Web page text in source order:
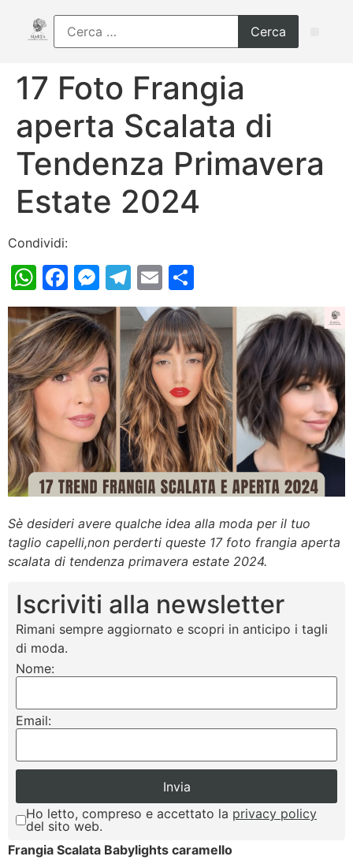
17 Foto Frangia
aperta Scalata di
Tendenza Primavera
Estate 2024
Condividi:
WhatsApp
Facebook
Messenger
Telegram
Email
Sè desideri avere qualche idea alla moda per il tuo
taglio capelli,non perderti queste 17 foto frangia aperta
scalata di tendenza primavera estate 2024.
Iscriviti alla newsletter
Rimani sempre aggiornato e scopri in anticipo i tagli
di moda.
Nome:
Email:
Ho letto, compreso e accettato la privacy policy
del sito web.
Frangia Scalata Babylights caramello